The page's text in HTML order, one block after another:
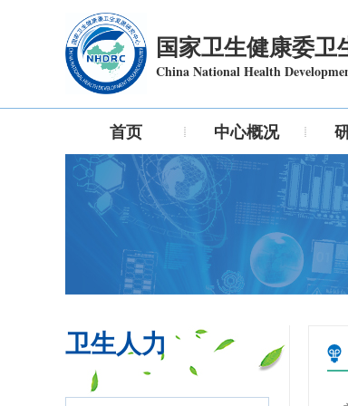
国家卫生健康委卫
China National Health
首页 中心概况
卫生人力